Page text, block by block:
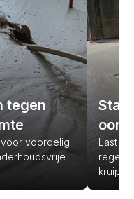
tegen
voor voordelig
Last